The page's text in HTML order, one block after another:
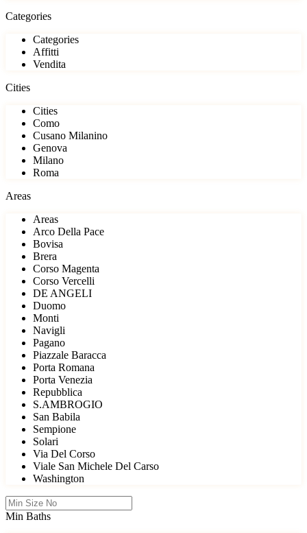
Categories
Categories
Affitti
Vendita
Cities
Cities
Como
Cusano Milanino
Genova
Milano
Roma
Areas
Areas
Arco Della Pace
Bovisa
Brera
Corso Magenta
Corso Vercelli
DE ANGELI
Duomo
Monti
Navigli
Pagano
Piazzale Baracca
Porta Romana
Porta Venezia
Repubblica
S.AMBROGIO
San Babila
Sempione
Solari
Via Del Corso
Viale San Michele Del Carso
Washington
Min Baths